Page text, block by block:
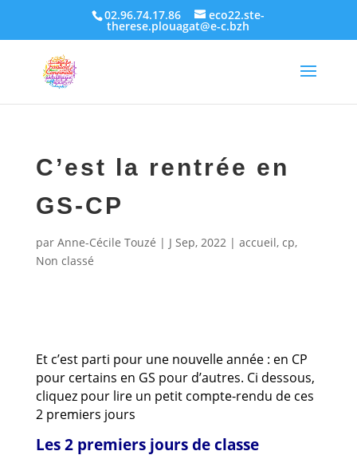
02.96.74.17.86 eco22.ste-
therese.plouagat@e-c.bzh
C’est la rentrée en
GS-CP
par Anne-Cécile Touzé | J Sep, 2022| accueil, cp,
Non classé
Et c’est parti pour une nouvelle année : en CP
pour certains en GS pour d’autres. Ci dessous,
cliquez pour lire un petit compte-rendu de ces
2 premiers jours
Les 2 premiers jours de classe